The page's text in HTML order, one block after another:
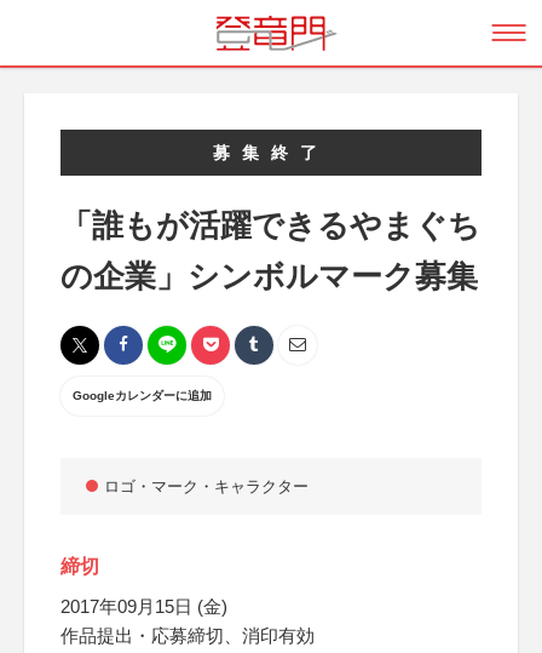
募集終了
「誰もが活躍できるやまぐち
の企業」シンボルマーク募集
Googleカレンダーに追加
ロゴ・マーク・キャラクター
締切
2017年09月15日 (金)
作品提出・応募締切、消印有効